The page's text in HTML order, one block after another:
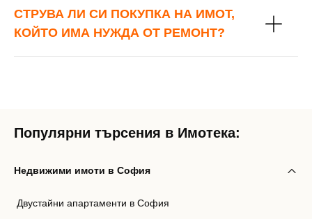
СТРУВА ЛИ СИ ПОКУПКА НА ИМОТ,
КОЙТО ИМА НУЖДА ОТ РЕМОНТ?
Популярни търсения в Имотека:
Недвижими имоти в София
Двустайни апартаменти в София